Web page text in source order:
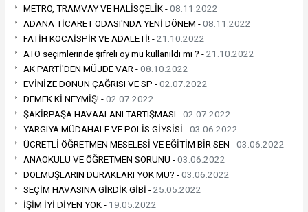
METRO, TRAMVAY VE HALİSÇELİK -08.11.2022
ADANA TİCARET ODASI'NDA YENİ DÖNEM -08.11.2022
FATİH KOCAİSPİR VE ADALETİ! -21.10.2022
ATO seçimlerinde şifreli oy mu kullanıldı mı ? -21.10.2022
AK PARTİ'DEN MÜJDE VAR -08.10.2022
EVİNİZE DÖNÜN ÇAĞRISI VE SP -02.07.2022
DEMEK Kİ NEYMİŞ! -02.07.2022
ŞAKİRPAŞA HAVAALANI TARTIŞMASI -02.07.2022
YARGIYA MÜDAHALE VE POLİS GİYSİSİ -03.06.2022
ÜCRETLİ ÖĞRETMEN MESELESİ VE EĞİTİM BİR SEN -03.06.2022
ANAOKULU VE ÖĞRETMEN SORUNU -03.06.2022
DOLMUŞLARIN DURAKLARI YOK MU? -03.06.2022
SEÇİM HAVASINA GİRDİK GİBİ -25.05.2022
İŞİM İYİ DİYEN YOK - 19.05.2022